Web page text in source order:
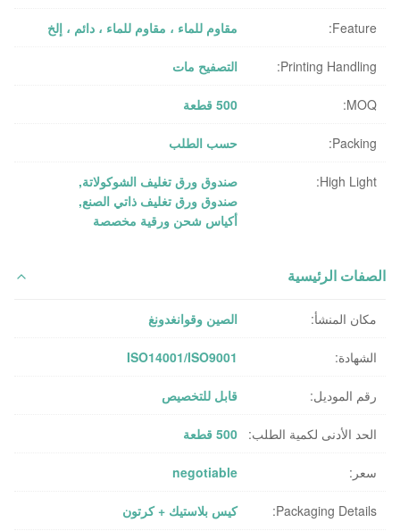
Feature: مقاوم للماء ، مقاوم للماء ، دائم ، إلخ
Printing Handling: التصفيح مات
MOQ: 500 قطعة
Packing: حسب الطلب
High Light: صندوق ورق تغليف الشوكولاتة,
صندوق ورق تغليف ذاتي الصنع,
أكياس شحن ورقية مخصصة
الصفات الرئيسية
مكان المنشأ: الصين وقوانغدونغ
الشهادة: ISO14001/ISO9001
رقم الموديل: قابل للتخصيص
الحد الأدنى لكمية الطلب: 500 قطعة
سعر: negotiable
Packaging Details: كيس بلاستيك + كرتون